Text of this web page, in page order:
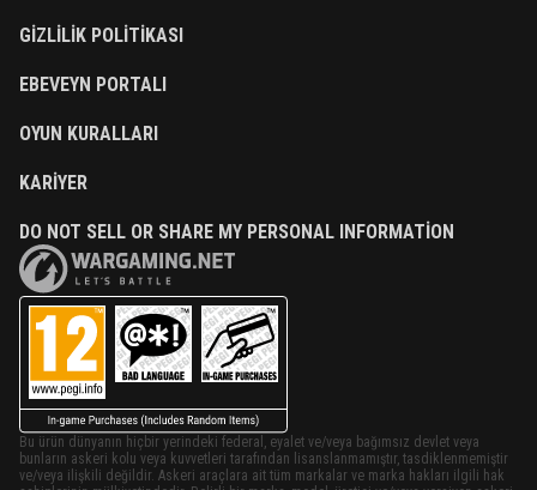
GIZLILIK POLITIKASI
EBEVEYN PORTALI
OYUN KURALLARI
KARIYER
DO NOT SELL OR SHARE MY PERSONAL INFORMATION
Bu ürün dünyanın hiçbir yerindeki federal, eyalet ve/veya bağımsız devlet veya
bunların askeri kolu veya kuvvetleri tarafından lisanslanmamıştır, tasdiklenmemiştir
ve/veya ilişkili değildir. Askeri araçlara ait tüm markalar ve marka hakları ilgili hak